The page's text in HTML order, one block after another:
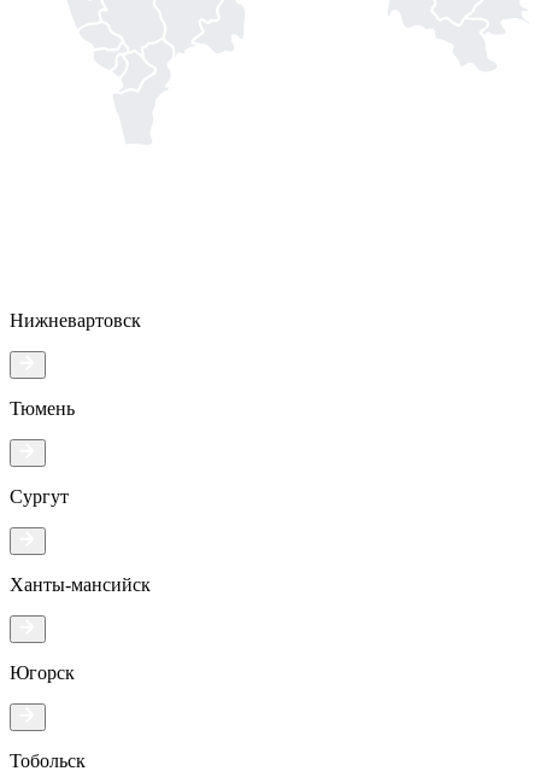
Нижневартовск
Тюмень
Сургут
Ханты-мансийск
Югорск
Тобольск